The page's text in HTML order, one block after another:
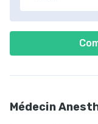
Médecin